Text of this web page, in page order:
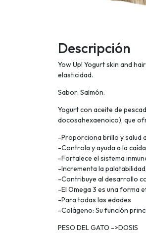
Descripción
Yow Up! Yogurt skin and
elasticidad.
Sabor: Salmón.
Yogurt con aceite de
docosahexaenoico), que
-Proporciona brillo y salud
-Controla y ayuda a la
-Fortalece el sistema
-Incrementa la
-Contribuye al desarrollo
-El Omega 3 es una forma
-Para todas las edades
-Colágeno: Su función
PESO DEL GATO ->DOSIS